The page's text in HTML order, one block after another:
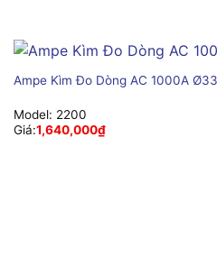
Ampe Kìm Đo Dòng AC 1000A
Model: 2200
Giá:1,640,000₫